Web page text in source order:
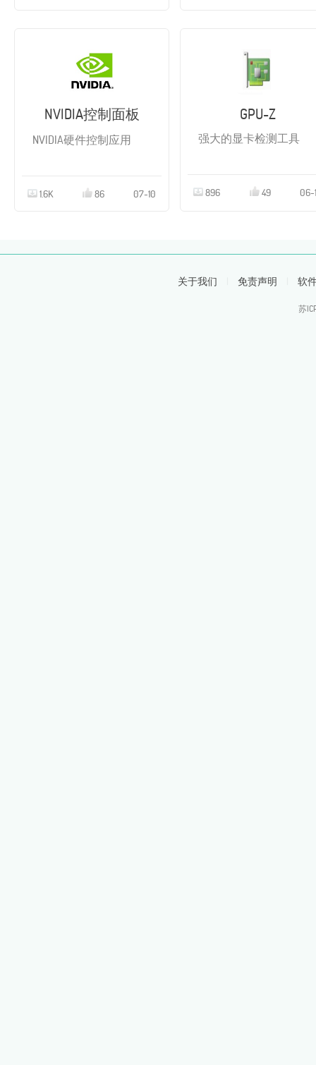
NVIDIA控制面板
NVIDIA硬件控制应用
1.6K 86 07-10
GPU-Z
强大的显卡检测工具
896 49 06-
关于我们 免责声明 软
苏